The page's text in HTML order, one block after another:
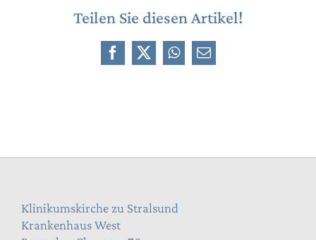
Teilen Sie diesen Artikel!
Facebook
X WhatsApp
E-
Klinikumskirche zu Stralsund
Krankenhaus West